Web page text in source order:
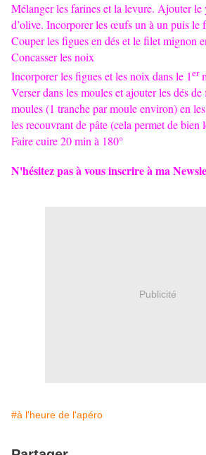
Mélanger les farines et la levure. Ajouter
d’olive. Incorporer les œufs un à un puis le
Couper les figues en dés et le filet mignon
Concasser les noix
Incorporer les figues et les noix dans le 1er
Verser dans les moules et ajouter les dés
moules (1 tranche par moule environ) en
les recouvrant de pâte (cela permet de bien
Faire cuire 20 min à 180°
N'hésitez pas à vous inscrire à ma
Publicité
#à l'heure de l'apéro